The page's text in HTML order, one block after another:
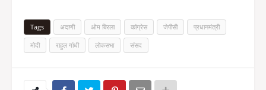
Tags अदाणी ओम बिरला कांग्रेस जेपीसी प्रधानमंत्री
मोदी राहुल गांधी लोकसभा संसद